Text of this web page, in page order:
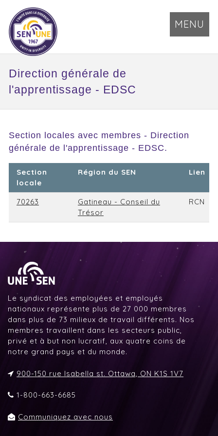
MENU
Direction générale de
l'apprentissage - EDSC
Section locales avec membres - Direction
générale de l'apprentissage - EDSC.
Section
locale
Région du SEN Lien
70263
Gatineau - Conseil du
Trésor
RCN
Le syndicat des employées et employés
nationaux représente plus de 27 000 membres
dans plus de 73 milieux de travail différents. Nos
membres travaillent dans les secteurs public,
privé et à but non lucratif, aux quatre coins de
notre grand pays et du monde.
900-150 rue Isabella st. Ottawa, ON K1S 1V7
1-800-663-6685
Communiquez avec nous